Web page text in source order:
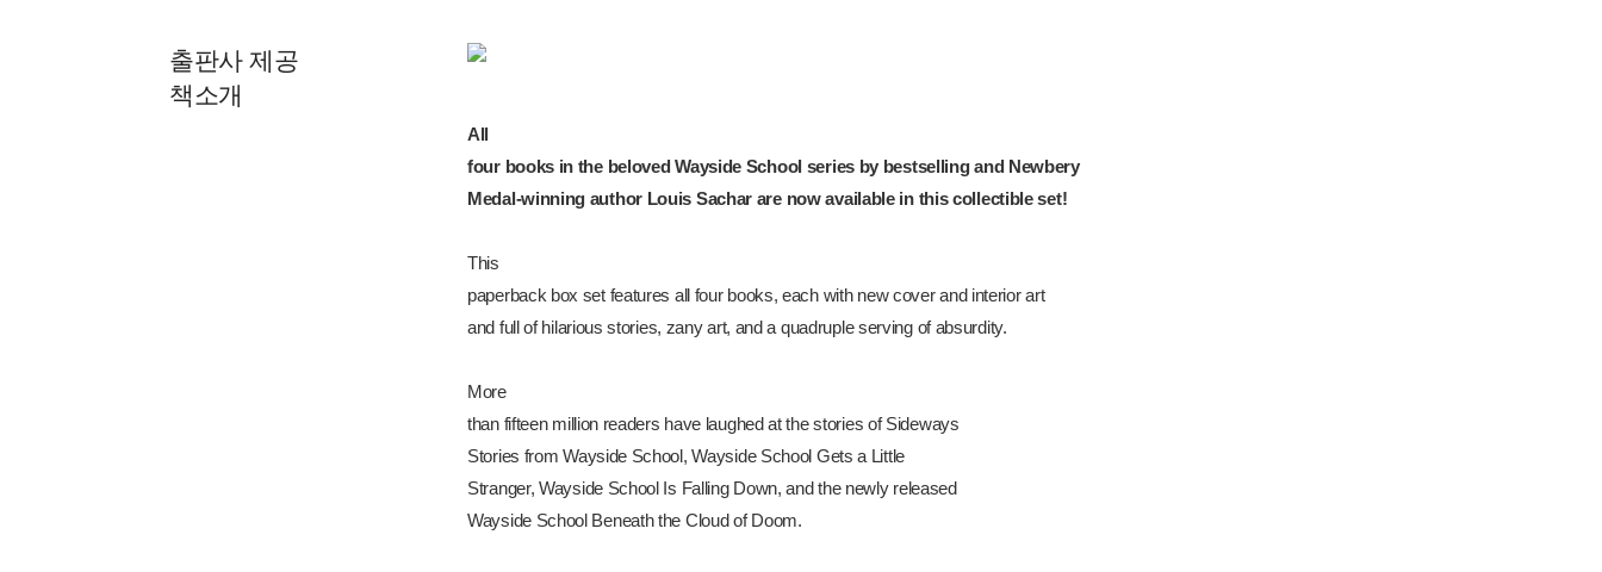
출판사 제공
책소개
All
four books in the beloved Wayside School series by bestselling and Newbery
Medal-winning author Louis Sachar are now available in this collectible set!
This
paperback box set features all four books, each with new cover and interior art
and full of hilarious stories, zany art, and a quadruple serving of absurdity.
More
than fifteen million readers have laughed at the stories ofSideways
Stories from Wayside School,Wayside School Gets a Little
Stranger, Wayside School Is Falling Down,and the newly released
Wayside School Beneath the Cloud of Doom.